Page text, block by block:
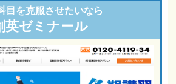
目を克服させたいなら
英ゼミナール